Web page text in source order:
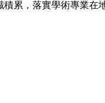
累，落實學術專業在